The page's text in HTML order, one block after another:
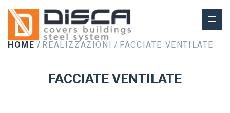
HOME REALIZZAZIONI FACCIATE VENTILATE
FACCIATE VENTILATE